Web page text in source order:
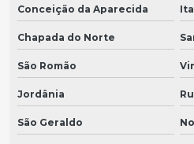
Conceição da Aparecida
Chapada do Norte
São Romão
Jordânia
São Geraldo